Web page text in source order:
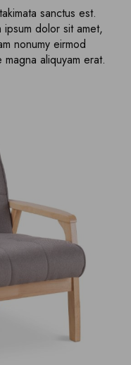
sanctus est.
dolor sit amet,
nonumy eirmod
aliquyam erat.